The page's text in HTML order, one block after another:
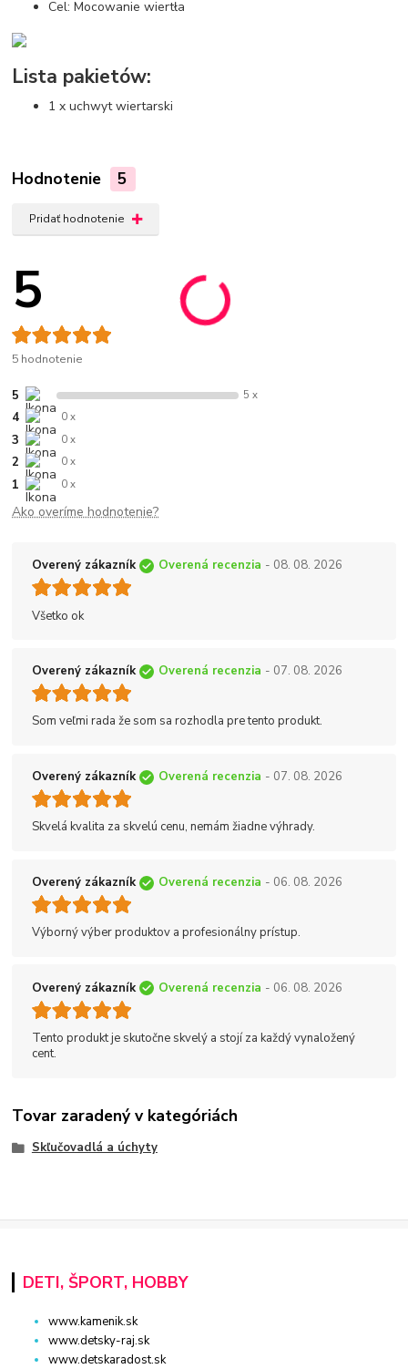
Cel: Mocowanie wiertła
Lista pakietów:
1 x uchwyt wiertarski
Hodnotenie 5
Pridať hodnotenie
5
5 hodnotenie
5 5 x
4 0 x
3 0 x
2 0 x
1 0 x
Ako overíme hodnotenie?
Overený zákazník Overená recenzia - 08. 08. 2026
Všetko ok
Overený zákazník Overená recenzia - 07. 08. 2026
Som veľmi rada že som sa rozhodla pre tento produkt.
Overený zákazník Overená recenzia - 07. 08. 2026
Skvelá kvalita za skvelú cenu, nemám žiadne výhrady.
Overený zákazník Overená recenzia - 06. 08. 2026
Výborný výber produktov a profesionálny prístup.
Overený zákazník Overená recenzia - 06. 08. 2026
Tento produkt je skutočne skvelý a stojí za každý vynaložený
cent.
Tovar zaradený v kategóriách
Skľučovadlá a úchyty
DETI, ŠPORT, HOBBY
www.kamenik.sk
www.detsky-raj.sk
www.detskaradost.sk